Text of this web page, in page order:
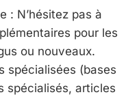
: N’hésitez pas à
pour les
ou nouveaux.
spécialisées (bases
spécialisés, articles